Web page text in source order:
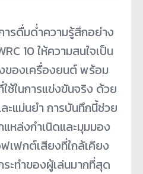
รดื่มด่ำความรู้สึกอย่าง
10 ให้ความสนใจเป็น
ของเครื่องยนต์ พร้อม
ช้ในการแข่งขันจริง ด้วย
ะแม่นยำ การบันทึกนี้ช่วย
หล่งกำเนิดและมุมมอง
เฟกต์เสียงที่ใกล้เคียง
ะทำของผู้เล่นมากที่สุด